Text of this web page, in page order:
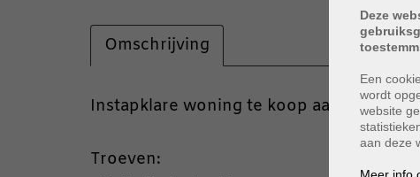
Omschrijving
Omschrijving
Instapklare woning te koop aan
Troeven:
Deze
Een
wordt
website
aan deze
Meer info